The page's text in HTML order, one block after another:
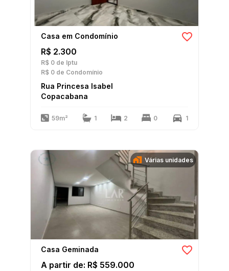
Casa em Condomínio
R$ 2.300
R$ 0 de Iptu
R$ 0 de Condomínio
Rua Princesa Isabel
Copacabana
59m² 1 2 0 1
Várias unidades
Casa Geminada
A partir de: R$ 559.000